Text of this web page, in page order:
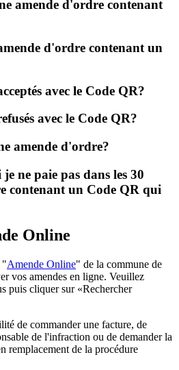
amende d'ordre contenant
d'ordre contenant un
avec le Code QR?
avec le Code QR?
amende d'ordre?
ne paie pas dans les 30
contenant un Code QR qui
Online
"Amende Online" de la commune de
vos amendes en ligne. Veuillez
puis cliquer sur «Rechercher
de commander une facture, de
de l'infraction ou de demander la
remplacement de la procédure